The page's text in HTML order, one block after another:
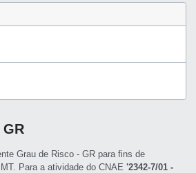
Grau de Risco - GR para fins de
Para a atividade do CNAE'2342-7/01 -